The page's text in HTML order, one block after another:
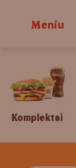
Meniu
Komplektai